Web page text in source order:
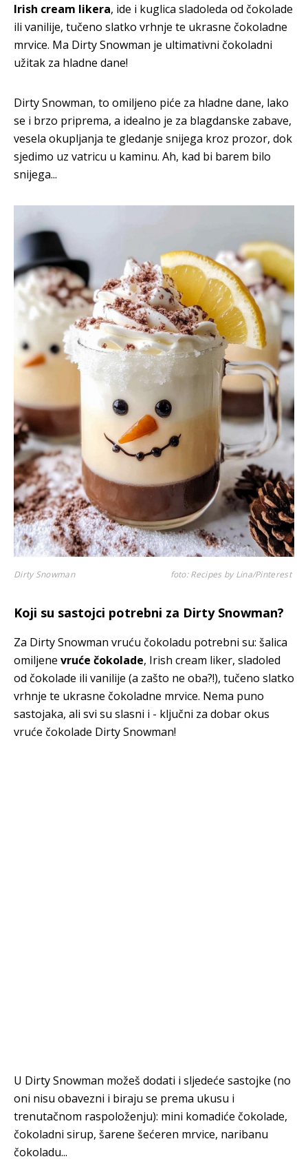
Irish cream likera, ide i kuglica sladoleda od čokolade
ili vanilije, tučeno slatko vrhnje te ukrasne čokoladne
mrvice. Ma Dirty Snowman je ultimativni čokoladni
užitak za hladne dane!
Dirty Snowman, to omiljeno piće za hladne dane, lako
se i brzo priprema, a idealno je za blagdanske zabave,
vesela okupljanja te gledanje snijega kroz prozor, dok
sjedimo uz vatricu u kaminu. Ah, kad bi barem bilo
snijega...
Dirty Snowman foto: Recipes by Lina/Pinterest
Koji su sastojci potrebni za Dirty Snowman?
Za Dirty Snowman vruću čokoladu potrebni su: šalica
omiljene vruće čokolade, Irish cream liker, sladoled
od čokolade ili vanilije (a zašto ne oba?!), tučeno slatko
vrhnje te ukrasne čokoladne mrvice. Nema puno
sastojaka, ali svi su slasni i - ključni za dobar okus
vruće čokolade Dirty Snowman!
U Dirty Snowman možeš dodati i sljedeće sastojke (no
oni nisu obavezni i biraju se prema ukusu i
trenutačnom raspoloženju): mini komadiće čokolade,
čokoladni sirup, šarene šećeren mrvice, naribanu
čokoladu...